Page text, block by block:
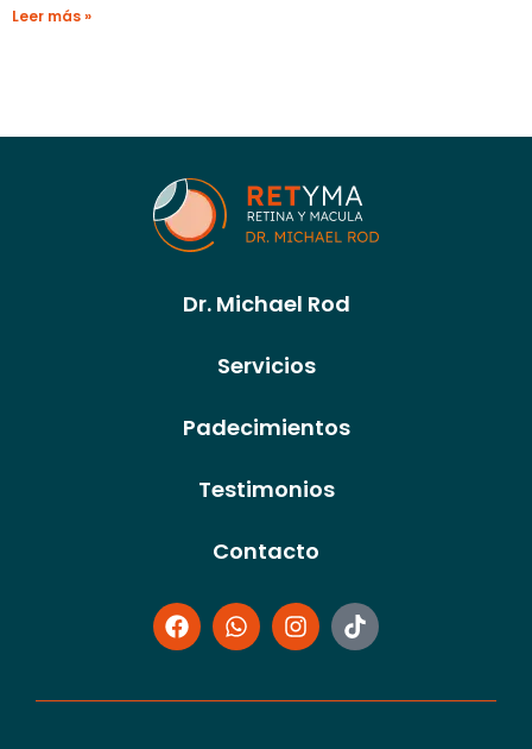
Leer más »
Dr. Michael Rod
Servicios
Padecimientos
Testimonios
Contacto